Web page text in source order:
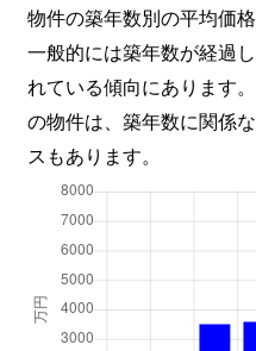
向山
210
向山
240
向山
240
茂ケ崎
茂庭台
茂庭台
460
物件の築年数別の平均価
一般的には築年数が経過
れている傾向にあります
の物件は、築年数に関係
スもあります。